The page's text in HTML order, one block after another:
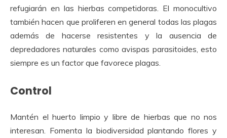
refugiarán en las hierbas competidoras. El monocultivo
también hacen que proliferen en general todas las plagas
además de hacerse resistentes y la ausencia de
depredadores naturales como avispas parasitoides, esto
siempre es un factor que favorece plagas.
Control
Mantén el huerto limpio y libre de hierbas que no nos
interesan. Fomenta la biodiversidad plantando flores y